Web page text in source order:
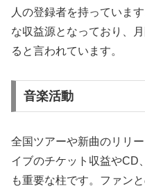
人の登録者を持っていま
な収益源となっており、
ると言われています。
音楽活動
全国ツアーや新曲のリリ
イブのチケット収益やCD
も重要な柱です。ファン